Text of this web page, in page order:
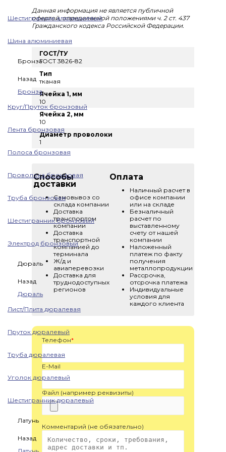
Шестигранник алюминиевый
Шина алюминиевая
Бронза
Назад
Бронза
Круг/Пруток бронзовый
Лента бронзовая
Полоса бронзовая
Проволока бронзовая
Труба бронзовая
Шестигранник бронзовый
Электрод бронзовый
Дюраль
Назад
Дюраль
Лист/Плита дюралевая
Пруток дюралевый
Труба дюралевая
Уголок дюралевый
Шестигранник дюралевый
Латунь
Назад
Данная информация не является публичной
офертой, определяемой положениями ч. 2 ст. 437
Гражданского кодекса Российской Федерации.
ГОСТ/ТУ
ГОСТ 3826-82
Тип
тканая
Ячейка 1, мм
10
Ячейка 2, мм
10
Диаметр проволоки
1
Способы
доставки
Самовывоз со
склада компании
Доставка
транспортом
компании
Доставка
транспортной
компанией до
терминала
Ж/д и
авиаперевозки
Доставка для
труднодоступных
регионов
Оплата
Наличный расчет в
офисе компании
или на складе
Безналичный
расчет по
выставленному
счету от нашей
компании
Наложенный
платеж по факту
получения
металлопродукции
Рассрочка,
отсрочка платежа
Индивидуальные
условия для
каждого клиента
Телефон*
E-Mail
Файл (например реквизиты)
Комментарий (не обязательно)